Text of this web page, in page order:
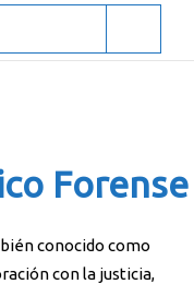
conocido como
con la justicia,